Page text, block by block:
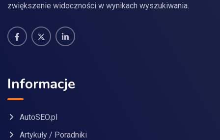
zwiększenie widoczności w wynikach wyszukiwania.
Informacje
AutoSEO.pl
Artykuły / Poradniki